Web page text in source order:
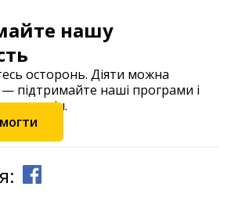
нашу
осторонь. Діяти можна
підтримайте наші програми і
змін.